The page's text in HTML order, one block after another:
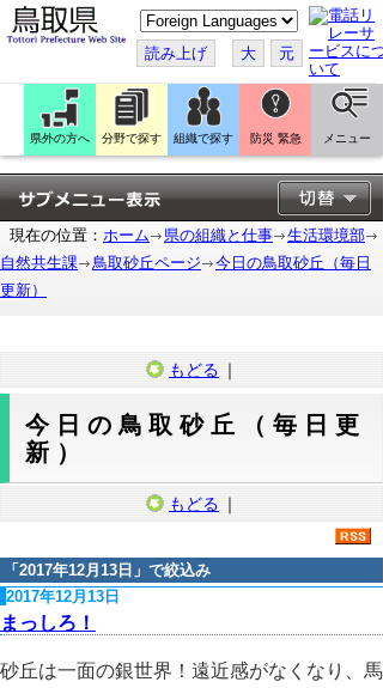
こ
の
ペ
ー
ジ
翻
訳
す
る
読み上げ 大 元
県外の方へ 分野で探す 組織で探す 防災 緊急 メニュー
現在の位置： ホーム 県の組織と仕事
生活環境部
自然共生課
鳥取砂丘ページ
今日の鳥取砂丘（毎日
更新）
もどる ｜
今日の鳥取砂丘（毎日更
新）
もどる ｜
「 2017年12月13日 」で絞込み
2017年12月13日
まっしろ！
砂丘は一面の銀世界！遠近感がなくなり、馬